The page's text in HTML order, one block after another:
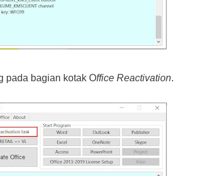
pada bagian kotak Office Reactivation.